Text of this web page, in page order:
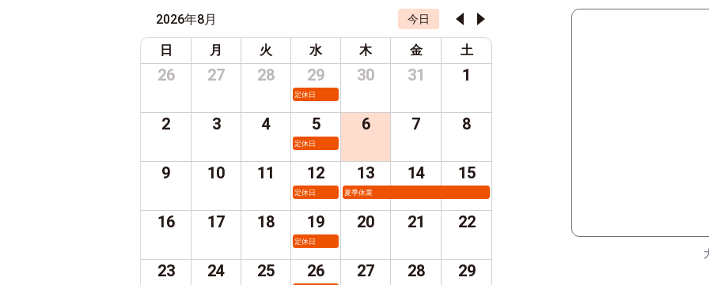
2026年8月 今日
日 月 火 水 木 金 土
26 27 28 29
定休日
30 31 1
2 3 4 5
定休日
6 7 8
9 10 11 12
定休日
13
夏季休業
14 15
16 17 18 19
定休日
20 21 22
23 24 25 26 27 28 29